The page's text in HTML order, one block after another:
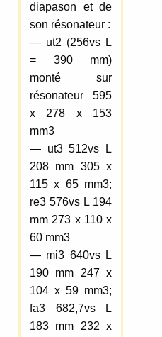
diapason et de
son résonateur :
— ut2 (256vs L
= 390 mm)
monté sur
résonateur 595
x 278 x 153
mm3
— ut3 512vs L
208 mm 305 x
115 x 65 mm3;
re3 576vs L 194
mm 273 x 110 x
60 mm3
— mi3 640vs L
190 mm 247 x
104 x 59 mm3;
fa3 682,7vs L
183 mm 232 x